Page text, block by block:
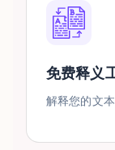
免费释义
解释您的文